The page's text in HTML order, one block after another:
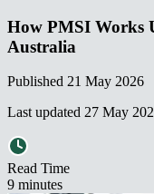
How PMSI Works
Australia​​​​‌ ‍ ​‍​‍‌‍ ‌ ​‍‌‍‍‌‌‍‌ ‌‍‍‌‌‍ ‍​‍​‍​ ‍‍​‍​‍‌ ​ ‌‍​‌‌‍ ‍‌‍‍‌‌ ‌​‌ ‍‌​‍ ‍‌‍‍‌‌‍ ​‍​‍​‍ ​​‍​‍‌‍‍​‌ ​‍‌‍‌‌‌‍‌‍​‍​‍​ ‍‍​‍​‍‌‍‍​‌ ‌​‌ ‌​‌ ​​‌ ​ ​ ‍‍​‍ ​‍ ‌‍ ‌‌‍​‌‌‍​ ‌‍‍ ‌‍​‌‌ ‍‌​‍ ‌‌‍‌ ‌‍ ‌‍ ‌‍‌​‌ ‌ ‌‍‍‌‌‍ ‍​‍ ‍‌ ​ ‌‍​‌‌‍ ‍‌‍‍‌‌ ‌​‌ ‍‌​‍ ‍‌ ​ ‌ ‌​‌ ‌‌‌‍‌​‌‍‍‌‌‍ ​‍ ‌ ​ ‌ ‌​‌ ‌‌‌‍‌​‌‍‍‌‌‍ ​‍ ‌‍‍‌‌‍ ‍‌ ‌​‌‍‌‌‌‍ ‍‌ ‌​​‍ ‌‍‌‌‌‍‌​‌‍‍‌‌ ‌​​‍ ‌‍ ‌‌‍ ‌‍‌​‌‍‌‌​ ‌‌ ​​‌ ​‍‌‍‌‌‌ ​ ‌‍‌‌‌‍ ‍‌ ‌​‌‍​‌‌ ‌​‌‍‍‌‌‍ ‌‍ ‍​ ‍ ‌‍‍‌‌‍‌​​ ‌​ ‍​​ ‌​​ ​​‌‍​ ​ ‌​​ ‍​​ ‌​​ ​‍​‍ ‌‌‍​‌​ ​ ‌‍​‍‌‍​‍​‍ ‌​ ‌​​ ​ ‌‍‌‌​ ‌ ​‍ ‌‌‍​‌‌‍‌‌‌‍‌‌​ ‌​​‍ ‌‌‍‌‍‌‍​‌​ ‌ ‌‍​‍​ ​‌​ ​ ​ ‌‍​ ​‌‌‍​ ​ ‍​‌‍​ ‌‍‌‌​ ‍ ‌ ‌​‌ ‍‌‌ ​​‌‍‌‌​ ‌‌ ​​‌‍ ‌ ​ ‌ ‌​​ ‍ ‌ ​​‌‍​‌‌ ‌​‌‍‍​​ ‌‌ ‌​‌‍‍‌‌ ‌​‌‍ ​‌‍‌‌​ ‌‍​‍‌‍​‌‌ ​ ‌‍‌‌‌‌‌‌‌ ​‍‌‍ ​​ ‌‌‍‍​‌ ‌​‌ ‌​‌ ​​‌ ​ ​‍‌‌​ ​ ‌​​‌​‍‌‌​ ​‍‌​‌‍​‍‌‌​ ​‍‌​‌‍‌‍ ‌‌‍​‌‌‍​ ‌‍‍ ‌‍​‌‌ ‍‌​‍ ‌‌‍‌ ‌‍ ‌‍ ‌‍‌​‌ ‌ ‌‍‍‌‌‍ ‍​‍ ‍‌ ​ ‌‍​‌‌‍ ‍‌‍‍‌‌ ‌​‌ ‍‌​‍ ‍‌ ​ ‌ ‌​‌ ‌‌‌‍‌​‌‍‍‌‌‍ ​‍‌‌​ ​‍‌​‌‍‌ ​ ‌ ‌​‌ ‌‌‌‍‌​‌‍‍‌‌‍ ​‍‌‍‌‍‍‌‌‍‌​​ ‌​ ‍​​ ‌​​ ​​‌‍​ ​ ‌​​ ‍​​ ‌​​ ​‍​‍ ‌‌‍​‌​ ​ ‌‍​‍‌‍​‍​‍ ‌​ ‌​​ ​ ‌‍‌‌​ ‌ ​‍ ‌‌‍​‌‌‍‌‌‌‍‌‌​ ‌​​‍ ‌‌‍‌‍‌‍​‌​ ‌ ‌‍​‍​ ​‌​ ​ ​ ‌‍​ ​‌‌‍​ ​ ‍​‌‍​ ‌‍‌‌​‍‌‍‌ ‌​‌ ‍‌‌ ​​‌‍‌‌​ ‌‌ ​​‌‍ ‌ ​ ‌ ‌​​‍‌‍‌ ​​‌‍​‌‌ ‌​‌‍‍​​ ‌‌ ‌​‌‍‍‌‌ ‌​‌‍ ​‌‍‌‌​‍‌‍‌ ​​‌‍‌‌‌ ​‍‌ ​ ‌ ​​‌‍‌‌‌‍​ ‌ ‌​‌‍‍‌‌ ‌‍‌‍‌‌​ ‌‌ ​​‌ ‌‌‌‍​‍‌‍ ​‌‍‍‌‌ ​ ‌‍‍​‌‍‌‌‌‍‌​​‍​‍‌ ‌
Published 21 May 2026
Last updated 27 May
Read Time
9 minutes